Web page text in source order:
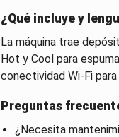
¿Qué incluye y
La máquina trae
Hot y Cool para
conectividad Wi‑Fi
Preguntas
¿Necesita